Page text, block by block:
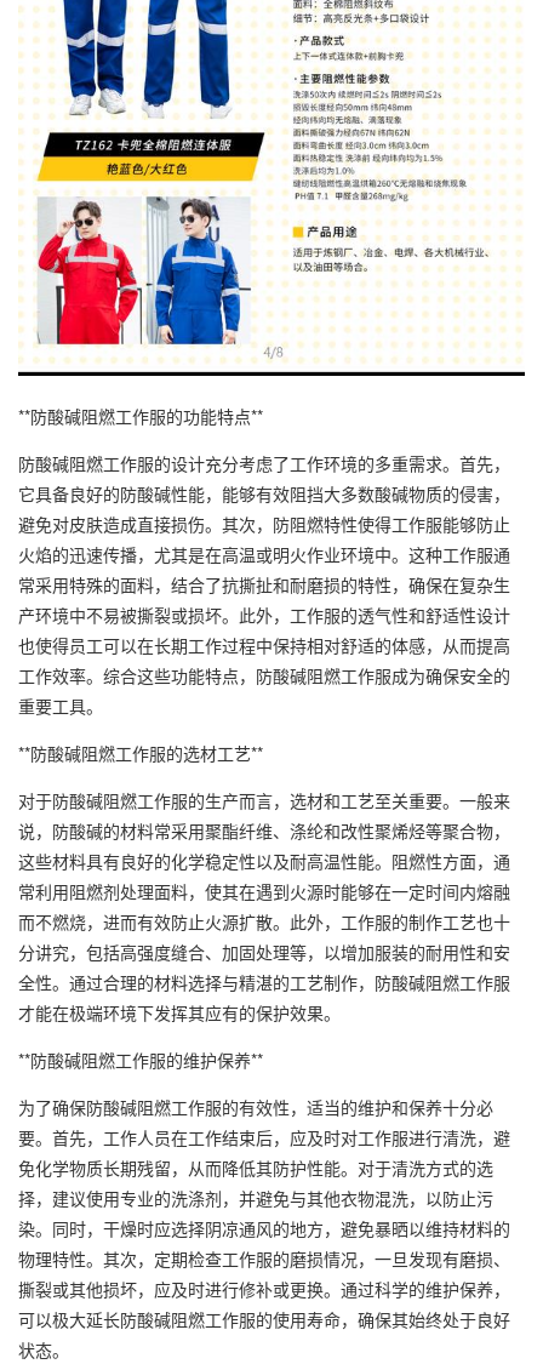
**防酸碱阻燃工作服的功能特点**
防酸碱阻燃工作服的设计充分考虑了工作环境的多重需求。首先，
它具备良好的防酸碱性能，能够有效阻挡大多数酸碱物质的侵害，
避免对皮肤造成直接损伤。其次，防阻燃特性使得工作服能够防止
火焰的迅速传播，尤其是在高温或明火作业环境中。这种工作服通
常采用特殊的面料，结合了抗撕扯和耐磨损的特性，确保在复杂生
产环境中不易被撕裂或损坏。此外，工作服的透气性和舒适性设计
也使得员工可以在长期工作过程中保持相对舒适的体感，从而提高
工作效率。综合这些功能特点，防酸碱阻燃工作服成为确保安全的
重要工具。
**防酸碱阻燃工作服的选材工艺**
对于防酸碱阻燃工作服的生产而言，选材和工艺至关重要。一般来
说，防酸碱的材料常采用聚酯纤维、涤纶和改性聚烯烃等聚合物，
这些材料具有良好的化学稳定性以及耐高温性能。阻燃性方面，通
常利用阻燃剂处理面料，使其在遇到火源时能够在一定时间内熔融
而不燃烧，进而有效防止火源扩散。此外，工作服的制作工艺也十
分讲究，包括高强度缝合、加固处理等，以增加服装的耐用性和安
全性。通过合理的材料选择与精湛的工艺制作，防酸碱阻燃工作服
才能在极端环境下发挥其应有的保护效果。
**防酸碱阻燃工作服的维护保养**
为了确保防酸碱阻燃工作服的有效性，适当的维护和保养十分必
要。首先，工作人员在工作结束后，应及时对工作服进行清洗，避
免化学物质长期残留，从而降低其防护性能。对于清洗方式的选
择，建议使用专业的洗涤剂，并避免与其他衣物混洗，以防止污
染。同时，干燥时应选择阴凉通风的地方，避免暴晒以维持材料的
物理特性。其次，定期检查工作服的磨损情况，一旦发现有磨损、
撕裂或其他损坏，应及时进行修补或更换。通过科学的维护保养，
可以极大延长防酸碱阻燃工作服的使用寿命，确保其始终处于良好
状态。